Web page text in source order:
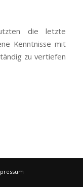
die letzte
Kenntnisse mit
zu vertiefen